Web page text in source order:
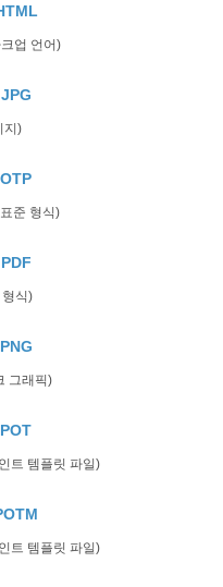
업 언어)
지)
준 형식)
식)
그래픽)
트 템플릿 파일)
트 템플릿 파일)